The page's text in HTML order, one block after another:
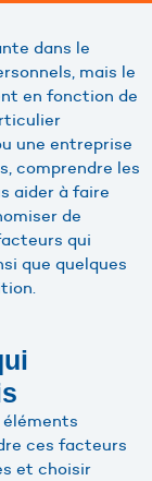
dans le
mais le
en fonction de
une entreprise
comprendre les
aider à faire
de
qui
que quelques
éléments
ces facteurs
et choisir